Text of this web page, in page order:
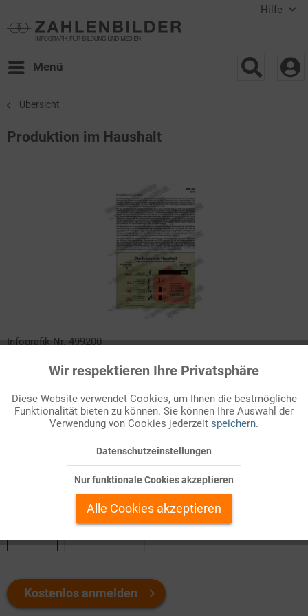
Hilfe
Menü
Übersicht
Produktion im Haushalt
Infografik Nr. 499200
Produktion im Haushalt
Das Bruttoinlandsprodukt misst die jährliche
Produktionsleistung einer Volkswirtschaft. Die
Produktionsleistungen der privaten Haushalte bleiben dabei bis
Welchen Download brauchen Sie?
Kostenlos anmelden
Funktionale Aktiv
Marketing Inaktiv
Personalisierung Inaktiv
Service
Wir respektieren Ihre Privatsphäre
Diese Website verwendet Cookies, um Ihnen die bestmögliche
Funktionalität bieten zu können. Sie können Ihre Auswahl der
Verwendung von Cookies jederzeit speichern.
Datenschutzeinstellungen
Nur funktionale Cookies akzeptieren
Alle Cookies akzeptieren